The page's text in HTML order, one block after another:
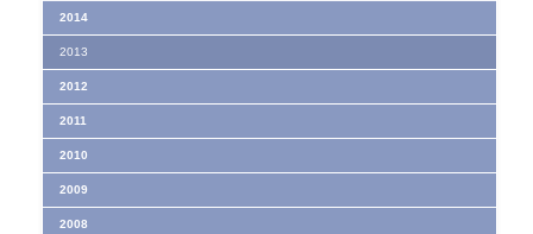
2014
2013
2012
2011
2010
2009
2008